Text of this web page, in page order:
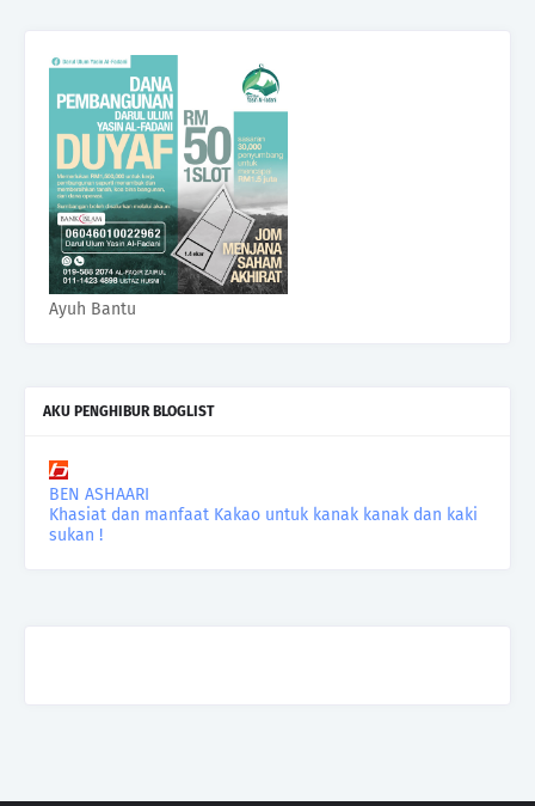
Ayuh Bantu
AKU PENGHIBUR BLOGLIST
BEN ASHAARI
Khasiat dan manfaat Kakao untuk kanak kanak dan kaki
sukan !